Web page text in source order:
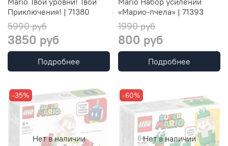
Приключения! | 71380
5990 руб
3850 руб
Подробнее
«Марио-пчела» | 71393
1990 руб
800 руб
Подробнее
Нет в наличии
-35%
Нет в наличии
-60%